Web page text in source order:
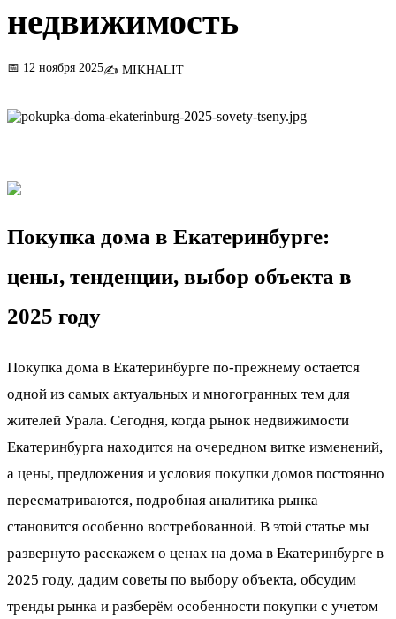
недвижимость
📅 12 ноября 2025✍️ MIKHALIT
Покупка дома в Екатеринбурге:
цены, тенденции, выбор объекта в
2025 году
Покупка дома в Екатеринбурге по-прежнему остается
одной из самых актуальных и многогранных тем для
жителей Урала. Сегодня, когда рынок недвижимости
Екатеринбурга находится на очередном витке изменений,
а цены, предложения и условия покупки домов постоянно
пересматриваются, подробная аналитика рынка
становится особенно востребованной. В этой статье мы
развернуто расскажем о ценах на дома в Екатеринбурге в
2025 году, дадим советы по выбору объекта, обсудим
тренды рынка и разберём особенности покупки с учетом